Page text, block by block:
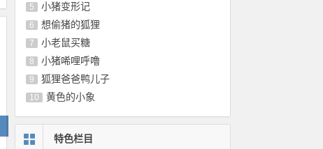
5 小猪变形记
6 想偷猪的狐狸
7 小老鼠买糖
8 小猪唏哩呼噜
9 狐狸爸爸鸭儿子
10 黄色的小象
特色栏目